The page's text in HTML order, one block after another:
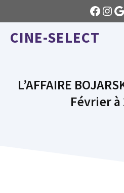
au
contenu
CINE-SELECT
L’AFFAIRE
Février à